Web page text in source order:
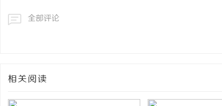
全部评论
相关阅读